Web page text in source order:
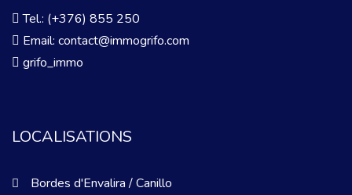
Tel.: (+376) 855 250
Email: contact@immogrifo.com
grifo_immo
LOCALISATIONS
Bordes d'Envalira / Canillo